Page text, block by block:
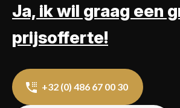
Ja, ik wil graag een
prijsofferte!
+32 (0) 486 67 00 30